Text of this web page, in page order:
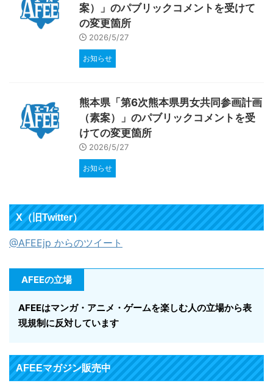
案）」のパブリックコメントを受けて
の変更箇所
2026/5/27
お知らせ
熊本県「第6次熊本県男女共同参画計画
（素案）」のパブリックコメントを受
けての変更箇所
2026/5/27
お知らせ
X（旧Twitter）
@AFEEjp からのツイート
AFEEの立場
AFEEはマンガ・アニメ・ゲームを楽しむ人の立場から表
現規制に反対しています
AFEEマガジン販売中